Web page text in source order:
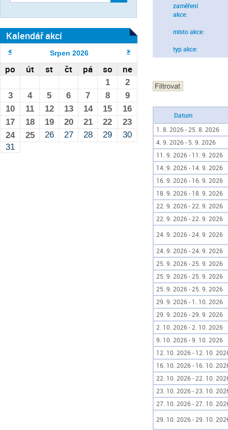
zaměření
akce:
místo akce:
typ akce:
Datum
1. 8. 2026 - 25. 8. 2026
4. 9. 2026 - 5. 9. 2026
11. 9. 2026 - 11. 9. 2026
14. 9. 2026 - 14. 9. 2026
16. 9. 2026 - 16. 9. 2026
18. 9. 2026 - 18. 9. 2026
22. 9. 2026 - 22. 9. 2026
22. 9. 2026 - 22. 9. 2026
24. 9. 2026 - 24. 9. 2026
24. 9. 2026 - 24. 9. 2026
25. 9. 2026 - 25. 9. 2026
25. 9. 2026 - 25. 9. 2026
25. 9. 2026 - 25. 9. 2026
29. 9. 2026 - 1. 10. 2026
29. 9. 2026 - 29. 9. 2026
2. 10. 2026 - 2. 10. 2026
9. 10. 2026 - 9. 10. 2026
12. 10. 2026 - 12. 10.
16. 10. 2026 - 16. 10.
22. 10. 2026 - 22. 10.
23. 10. 2026 - 23. 10.
27. 10. 2026 - 27. 10.
29. 10. 2026 - 29. 10.
Kalendář akcí
Srpen 2026
po út st čt pá so ne
1
2
3
4 5 6 7 8
9
10
11 12 13 14 15
16
17
18 19 20 21 22
23
24
25 26 27 28 29
30
31